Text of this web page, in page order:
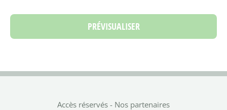
Accès réservés - Nos partenaires